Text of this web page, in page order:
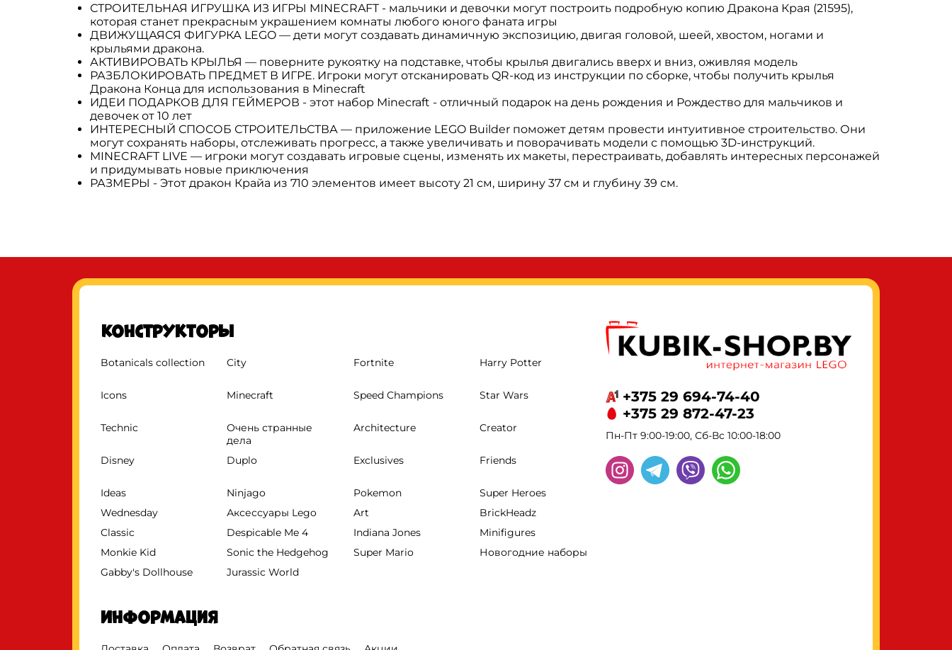
СТРОИТЕЛЬНАЯ ИГРУШКА ИЗ ИГРЫ MINECRAFT - мальчики и девочки могут построить подробную копию Дракона Края (21595),
которая станет прекрасным украшением комнаты любого юного фаната игры
ДВИЖУЩАЯСЯ ФИГУРКА LEGO — дети могут создавать динамичную экспозицию, двигая головой, шеей, хвостом, ногами и
крыльями дракона.
АКТИВИРОВАТЬ КРЫЛЬЯ — поверните рукоятку на подставке, чтобы крылья двигались вверх и вниз, оживляя модель
РАЗБЛОКИРОВАТЬ ПРЕДМЕТ В ИГРЕ. Игроки могут отсканировать QR-код из инструкции по сборке, чтобы получить крылья
Дракона Конца для использования в Minecraft
ИДЕИ ПОДАРКОВ ДЛЯ ГЕЙМЕРОВ - этот набор Minecraft - отличный подарок на день рождения и Рождество для мальчиков и
девочек от 10 лет
ИНТЕРЕСНЫЙ СПОСОБ СТРОИТЕЛЬСТВА — приложение LEGO Builder поможет детям провести интуитивное строительство. Они
могут сохранять наборы, отслеживать прогресс, а также увеличивать и поворачивать модели с помощью 3D-инструкций.
MINECRAFT LIVE — игроки могут создавать игровые сцены, изменять их макеты, перестраивать, добавлять интересных персонажей
и придумывать новые приключения
РАЗМЕРЫ - Этот дракон Крайа из 710 элементов имеет высоту 21 см, ширину 37 см и глубину 39 см.
Конструкторы
Botanicals collection City Fortnite Harry Potter
Icons Minecraft Speed Champions Star Wars
Technic
Очень странные
дела
Architecture Creator
Disney Duplo Exclusives Friends
Ideas Ninjago Pokemon
Super Heroes
Wednesday
Аксессуары Lego Art
BrickHeadz
Classic
Despicable Me 4 Indiana Jones
Minifigures
Monkie Kid
Sonic the Hedgehog Super Mario
Новогодние наборы
Gabby's Dollhouse
Jurassic World
Информация
+375 29 694-74-40
+375 29 872-47-23
Пн-Пт 9:00-19:00, Сб-Вс 10:00-18:00